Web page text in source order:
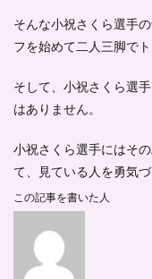
そんな小祝さくら選手
フを始めて二人三脚で
そして、小祝さくら選
はありません。
小祝さくら選手にはそ
て、見ている人を勇気
この記事を書いた人